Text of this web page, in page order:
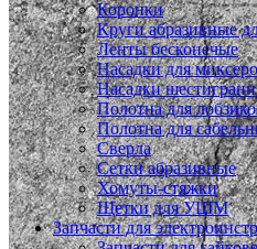
Коронки
Круги абразивные
Ленты бесконечые
Насадки для
Насадки
Полотна для
Полотна для
Сверла
Сетки абразивные
Хомуты-стяжки
Щетки для УШМ
Запчасти для